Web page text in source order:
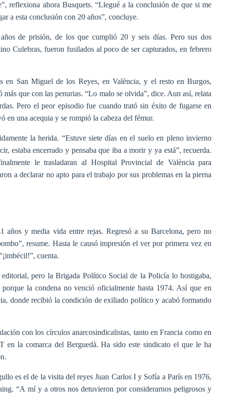
reflexiona ahora Busquets. “Llegué a la conclusión de que si me
a esta conclusión con 20 años”, concluye.
de prisión, de los que cumplió 20 y seis días. Pero sus dos
Culebras, fueron fusilados al poco de ser capturados, en febrero
en San Miguel de los Reyes, en València, y el resto en Burgos,
más que con las penurias. “Lo malo se olvida”, dice. Aun así, relata
Pero el peor episodio fue cuando trató sin éxito de fugarse en
en una acequia y se rompió la cabeza del fémur.
la herida. “Estuve siete días en el suelo en pleno invierno
estaba encerrado y pensaba que iba a morir y ya está”, recuerda.
le trasladaran al Hospital Provincial de València para
a declarar no apto para el trabajo por sus problemas en la pierna
años y media vida entre rejas. Regresó a su Barcelona, pero no
resume. Hasta le causó impresión el ver por primera vez en
cuenta.
pero la Brigada Político Social de la Policía lo hostigaba,
la condena no venció oficialmente hasta 1974. Así que en
donde recibió la condición de exiliado político y acabó formando
con los círculos anarcosindicalistas, tanto en Francia como en
en la comarca del Berguedà. Ha sido este sindicato el que le ha
es el de la visita del reyes Juan Carlos I y Sofía a París en 1976,
“A mí y a otros nos detuvieron por considerarnos peligrosos y